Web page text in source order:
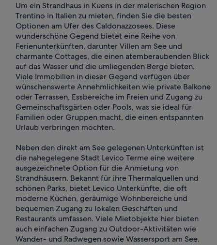
Um ein Strandhaus in Kuens in der malerischen Region
Trentino in Italien zu mieten, finden Sie die besten
Optionen am Ufer des Caldonazzosees. Diese
wunderschöne Gegend bietet eine Reihe von
Ferienunterkünften, darunter Villen am See und
charmante Cottages, die einen atemberaubenden Blick
auf das Wasser und die umliegenden Berge bieten.
Viele Immobilien in dieser Gegend verfügen über
wünschenswerte Annehmlichkeiten wie private Balkone
oder Terrassen, Essbereiche im Freien und Zugang zu
Gemeinschaftsgärten oder Pools, was sie ideal für
Familien oder Gruppen macht, die einen entspannten
Urlaub verbringen möchten.
Neben den direkt am See gelegenen Unterkünften ist
die nahegelegene Stadt Levico Terme eine weitere
ausgezeichnete Option für die Anmietung von
Strandhäusern. Bekannt für ihre Thermalquellen und
schönen Parks, bietet Levico Unterkünfte, die oft
moderne Küchen, geräumige Wohnbereiche und
bequemen Zugang zu lokalen Geschäften und
Restaurants umfassen. Viele Mietobjekte hier bieten
auch einfachen Zugang zu Outdoor-Aktivitäten wie
Wander- und Radwegen sowie Wassersport am See.